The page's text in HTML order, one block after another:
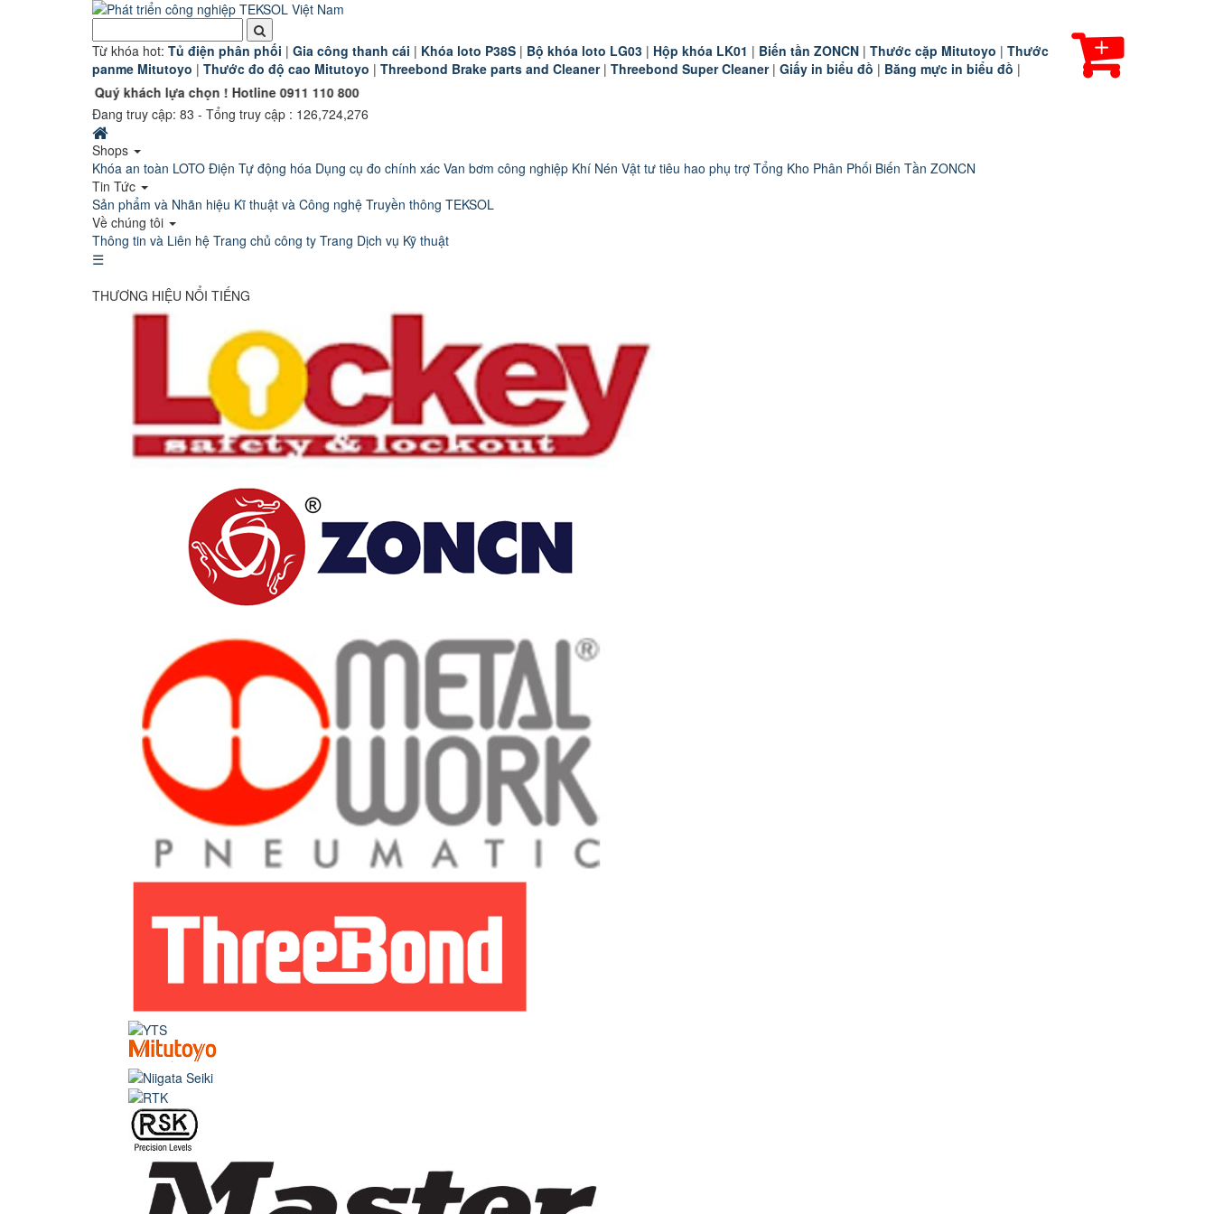
Từ khóa hot: Tủ điện phân phối | Gia công thanh cái | Khóa loto P38S | Bộ khóa loto LG03 | Hộp khóa LK01 | Biến tần ZONCN | Thước cặp Mitutoyo | Thước
panme Mitutoyo | Thước đo độ cao Mitutoyo | Threebond Brake parts and Cleaner| Threebond Super Cleaner| Giấy in biểu đồ | Băng mực in biểu đồ |
Quý khách lựa chọn ! Hotline 0911 110 800
Đang truy cập: 83 - Tổng truy cập : 126,724,276
Shops
Khóa an toàn LOTO Điện Tự động hóa Dụng cụ đo chính xác Van bơm công nghiệp Khí Nén Vật tư tiêu hao phụ trợ Tổng Kho Phân Phối Biến Tần ZONCN
Tin Tức
Sản phẩm và Nhãn hiệu Kĩ thuật và Công nghệ Truyền thông TEKSOL
Về chúng tôi
Thông tin và Liên hệ Trang chủ công ty Trang Dịch vụ Kỹ thuật
☰
THƯƠNG HIỆU NỔI TIẾNG